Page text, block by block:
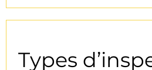
Types